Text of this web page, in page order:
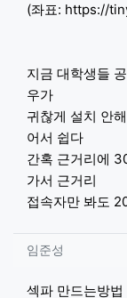
(좌표: https://
지금 대학생들
우가
귀찮게 설치 안
어서 쉽다
간혹 근거리에
가서 근거리
접속자만 봐도
임준성님
임준성
섹파 만드는방법